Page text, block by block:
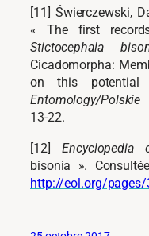
[11] Świerczewski,
« The first
Stictocephala
Cicadomorpha:
on this
Entomology/
13-22.
[12]Encyclopedia
bisonia ».
http://eol.org/